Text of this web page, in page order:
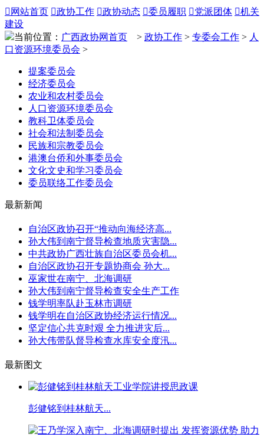
 网站首页 政协工作 政协动态 委员履职 党派团体 机关
建设
当前位置： 广西政协网首页 > 政协工作 > 专委会工作 > 人
口资源环境委员会 >
提案委员会
经济委员会
农业和农村委员会
人口资源环境委员会
教科卫体委员会
社会和法制委员会
民族和宗教委员会
港澳台侨和外事委员会
文化文史和学习委员会
委员联络工作委员会
最新新闻
自治区政协召开“推动向海经济高...
孙大伟到南宁督导检查地质灾害隐...
中共政协广西壮族自治区委员会机...
自治区政协召开专题协商会 孙大...
巫家世在南宁、北海调研
孙大伟到南宁督导检查安全生产工作
钱学明率队赴玉林市调研
钱学明在自治区政协经济运行情况...
坚定信心共克时艰 全力推进灾后...
孙大伟带队督导检查水库安全度汛...
最新图文
彭健铭到桂林航天...